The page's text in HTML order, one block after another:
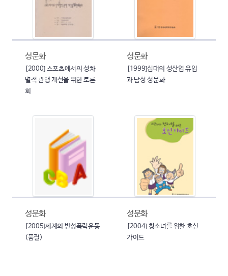
성문화
[2000] 스포츠에서의 성차
별적 관행 개선을 위한 토론
회
성문화
[1999]십대의 성산업 유입
과 남성 성문화
성문화
[2005]세계의 반성폭력운동
(품절)
성문화
[2004] 청소녀를 위한 호신
가이드